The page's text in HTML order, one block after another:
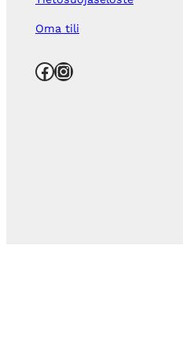
Oma tili
Facebook Instagram